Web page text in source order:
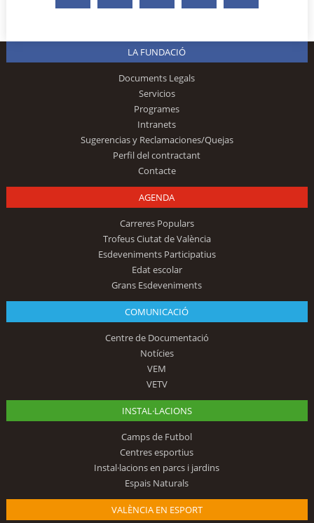
LA FUNDACIÓ
Documents Legals
Servicios
Programes
Intranets
Sugerencias y Reclamaciones/Quejas
Perfil del contractant
Contacte
AGENDA
Carreres Populars
Trofeus Ciutat de València
Esdeveniments Participatius
Edat escolar
Grans Esdeveniments
COMUNICACIÓ
Centre de Documentació
Notícies
VEM
VETV
INSTAL·LACIONS
Camps de Futbol
Centres esportius
Instal·lacions en parcs i jardins
Espais Naturals
VALÈNCIA EN ESPORT